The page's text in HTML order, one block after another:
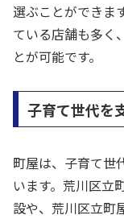
選ぶことができま
ている店舗も多く
とが可能です。
子育て世代を
町屋は、子育て世
います。荒川区立
設や、荒川区立町